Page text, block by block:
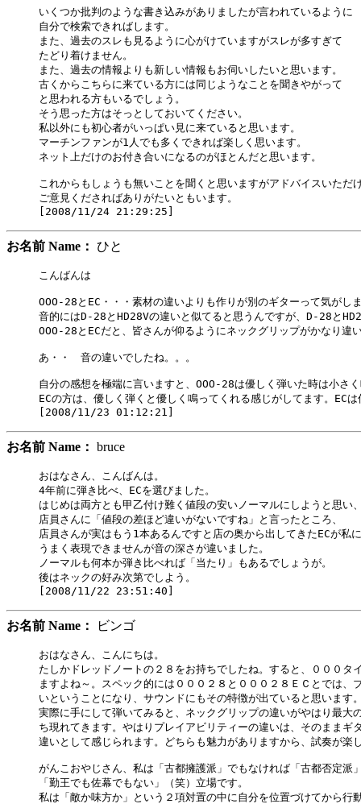
いくつか批判のような書き込みがありましたが言われているように
自分で検索できればします。
また、過去のスレも見るように心がけていますがスレが多すぎて
たどり着けません。
また、過去の情報よりも新しい情報もお伺いしたいと思います。
古くからこちらに来ている方には同じようなことを聞きやがって
と思われる方もいるでしょう。
そう思った方はそっとしておいてください。
私以外にも初心者がいっぱい見に来ていると思います。
マーチンファンが1人でも多くできれば楽しく思います。
ネット上だけのお付き合いになるのがほとんだと思います。
これからもしょうも無いことを聞くと思いますがアドバイスいただ
ご意見くださればありがたいともいます。
お名前 Name： ひと
こんばんは
OOO-28とEC・・・素材の違いよりも作りが別のギターって気がし
音的にはD-28とHD28Vの違いと似てると思うんですが、D-28と
OOO-28とECだと、皆さんが仰るようにネックグリップがかなり違
あ・・　音の違いでしたね。。。
自分の感想を極端に言いますと、OOO-28は優しく弾いた時は小さ
ECの方は、優しく弾くと優しく鳴ってくれる感じがしてます。EC
お名前 Name： bruce
おはなさん、こんばんは。
4年前に弾き比べ、ECを選びました。
はじめは両方とも甲乙付け難く値段の安いノーマルにしようと思い
店員さんに「値段の差ほど違いがないですね」と言ったところ、
店員さんが実はもう1本あるんですと店の奥から出してきたECが私
うまく表現できませんが音の深さが違いました。
ノーマルも何本か弾き比べれば「当たり」もあるでしょうが。
後はネックの好み次第でしよう。
お名前 Name： ビンゴ
おはなさん、こんにちは。
たしかドレッドノートの２８をお持ちでしたね。すると、０００タ
ますよね～。スペック的には０００２８と０００２８ＥＣとでは、
いということになり、サウンドにもその特徴が出ていると思います
実際に手にして弾いてみると、ネックグリップの違いがやはり最大
ち現れてきます。やはりプレイアビリティーの違いは、そのままギ
違いとして感じられます。どちらも魅力がありますから、試奏が楽
がんこおやじさん、私は「古都擁護派」でもなければ「古都否定派
「勤王でも佐幕でもない」（笑）立場です。
私は「敵か味方か」という２項対置の中に自分を位置づけてから行